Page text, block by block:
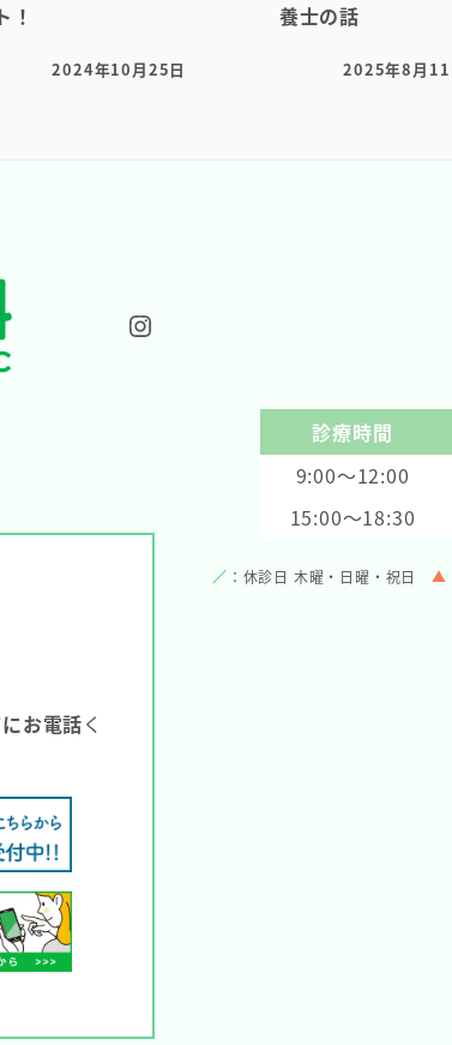
ト！
投稿日
2024年10月25日
養士の話
投稿日
2025年8月
Instagram
お電話く
診療時間
9:00～12:00
15:00～18:30
／ ：休診日 木曜・日曜・祝日▲